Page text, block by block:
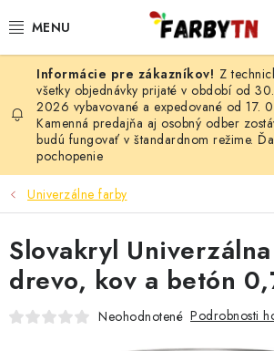
na
FARBY A LAKY
STAVEBNÁ CHÉMIA
MALIARSKE POTREBY
NÁRADIE
AUTO-MOTO
Z
všetky objednávky prijaté v období od
2026 vybavované a expedované od 17.
Kamenná predajňa aj osobný odber
budú fungovať v štandardnom režime.
pochopenie
Univerzálne farby
Slovakryl
drevo, kov a betón
Neohodnotené Podrobnosti